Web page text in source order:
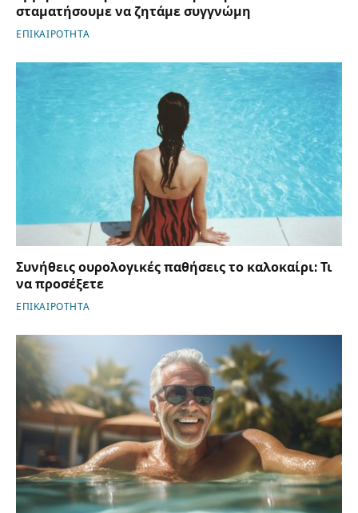
σταματήσουμε να ζητάμε συγγνώμη
ΕΠΙΚΑΙΡΟΤΗΤΑ
Συνήθεις ουρολογικές παθήσεις το καλοκαίρι: Τι
να προσέξετε
ΕΠΙΚΑΙΡΟΤΗΤΑ